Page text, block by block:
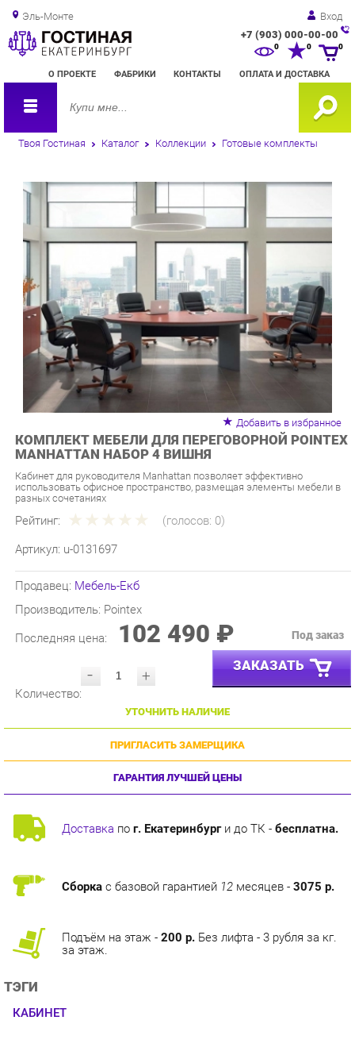
Эль-Монте Вход
+7 (903) 000-00-00
О ПРОЕКТЕ ФАБРИКИ КОНТАКТЫ ОПЛАТА И ДОСТАВКА
0 0
Твоя Гостиная Каталог Коллекции Готовые комплекты
КОМПЛЕКТ МЕБЕЛИ ДЛЯ ПЕРЕГОВОРНОЙ POINTEX
MANHATTAN НАБОР 4 ВИШНЯ
Кабинет для руководителя Manhattan позволяет эффективно
разных сочетаниях
Рейтинг:
Артикул: u-0131697
Производитель:Pointex
Последняя цена: 102 490 ₽
- ЗАКАЗАТЬ
УТОЧНИТЬ НАЛИЧИЕ
ПРИГЛАСИТЬ ЗАМЕРЩИКА
ГАРАНТИЯ ЛУЧШЕЙ ЦЕНЫ
Доставкапог. Екатеринбурги до ТК -бесплатна.
ТЭГИ
ОПИСАНИЕ